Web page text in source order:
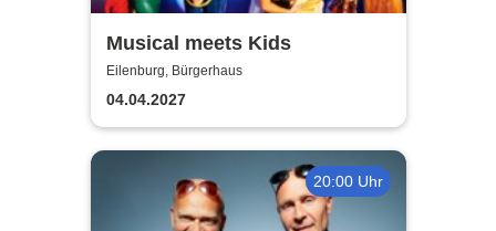
Musical meets Kids
Eilenburg, Bürgerhaus
04.04.2027
20:00 Uhr